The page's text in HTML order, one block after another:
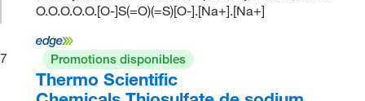
O.O.O.O.O.[O-]S(=O)(=S)[O-].[Na+].[Na+]
7 Promotions disponibles
Thermo Scientific